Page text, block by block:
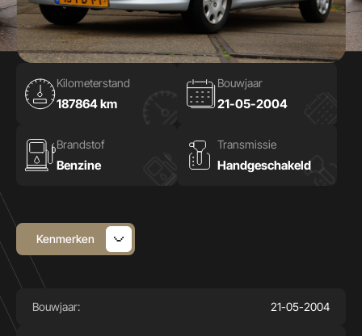
Kilometerstand
187864 km
Bouwjaar
21-05-2004
Brandstof
Benzine
Transmissie
Handgeschakeld
Kenmerken
Bouwjaar: 21-05-2004